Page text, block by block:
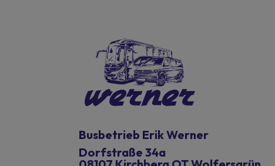
Busbetrieb Erik Werner
Dorfstraße 34a